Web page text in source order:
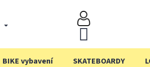
BIKE vybavení SKATEBOARDY